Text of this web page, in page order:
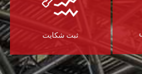
ثبت شکایت